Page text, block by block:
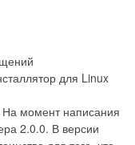
для Linux
На момент написания
2.0.0. В версии